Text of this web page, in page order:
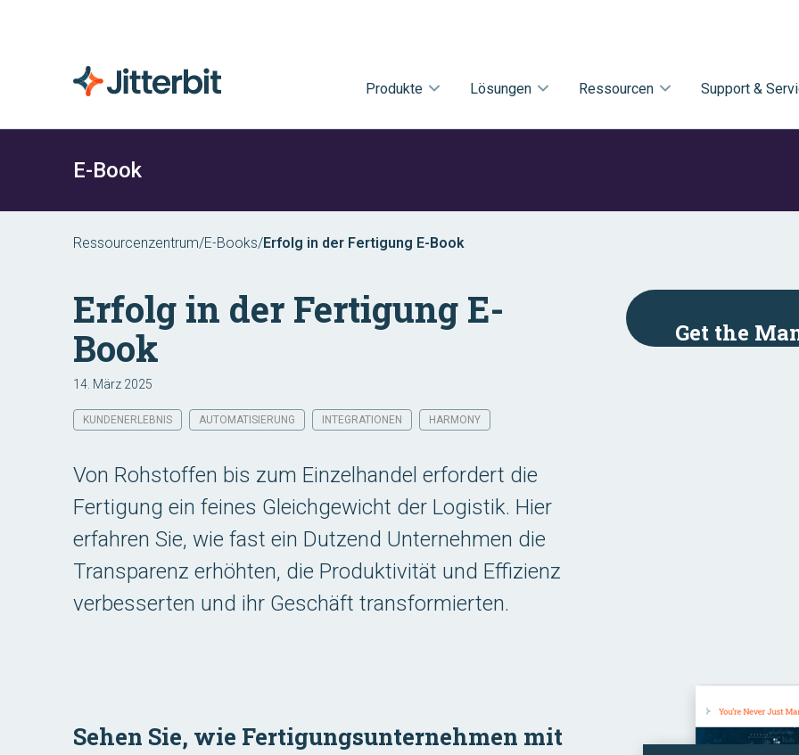
Produkte Lösungen Ressourcen Support &
E-Book
Ressourcenzentrum/E-Books/Erfolg in der Fertigung E-Book
Erfolg in der Fertigung E-
Book
14. März 2025
KUNDENERLEBNIS AUTOMATISIERUNG INTEGRATIONEN HARMONY
Von Rohstoffen bis zum Einzelhandel erfordert die
Fertigung ein feines Gleichgewicht der Logistik. Hier
erfahren Sie, wie fast ein Dutzend Unternehmen die
Transparenz erhöhten, die Produktivität und Effizienz
verbesserten und ihr Geschäft transformierten.
Get the
Sehen Sie, wie Fertigungsunternehmen mit